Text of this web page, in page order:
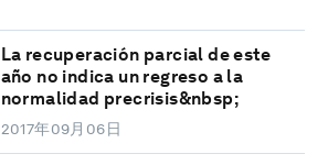
La recuperación parcial de este
año no indica un regreso a la
normalidad precrisis&nbsp;
2017年09月06日